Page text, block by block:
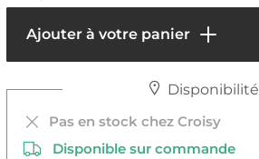
Ajouter à votre panier
Disponibilité
Pas en stock chez Croisy
Disponible sur commande